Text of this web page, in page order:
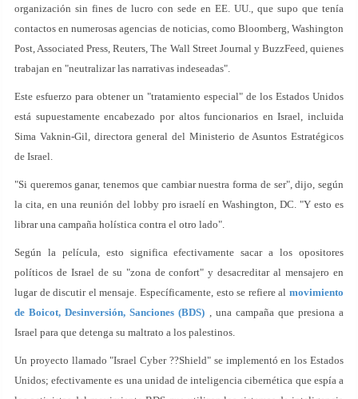
organización sin fines de lucro con sede en EE. UU., que supo que tenía
contactos en numerosas agencias de noticias, como Bloomberg, Washington
Post, Associated Press, Reuters, The Wall Street Journal y BuzzFeed, quienes
trabajan en "neutralizar las narrativas indeseadas".
Este esfuerzo para obtener un "tratamiento especial" de los Estados Unidos
está supuestamente encabezado por altos funcionarios en Israel, incluida
Sima Vaknin-Gil, directora general del Ministerio de Asuntos Estratégicos
de Israel.
"Si queremos ganar, tenemos que cambiar nuestra forma de ser", dijo, según
la cita, en una reunión del lobby pro israelí en Washington, DC. "Y esto es
librar una campaña holística contra el otro lado".
Según la película, esto significa efectivamente sacar a los opositores
políticos de Israel de su "zona de confort" y desacreditar al mensajero en
lugar de discutir el mensaje. Específicamente, esto se refiere al movimiento
de Boicot, Desinversión, Sanciones (BDS) , una campaña que presiona a
Israel para que detenga su maltrato a los palestinos.
Un proyecto llamado "Israel Cyber ??Shield" se implementó en los Estados
Unidos; efectivamente es una unidad de inteligencia cibernética que espía a